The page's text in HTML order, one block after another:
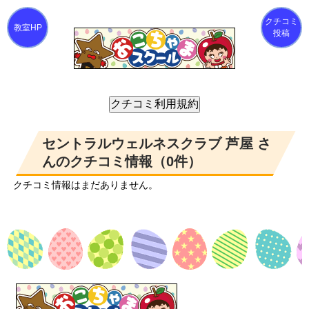
クチコミ
投稿
セントラルウェルネスクラブ 芦屋 さ
んのクチコミ情報（0件）
クチコミ情報はまだありません。